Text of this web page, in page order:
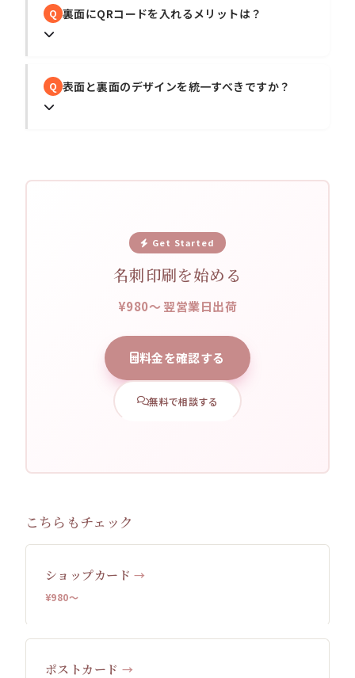
Q 裏面にQRコードを入れるメリットは？
Q 表面と裏面のデザインを統一すべきですか？
Get Started
名刺印刷を始める
¥980〜 翌営業日出荷
料金を確認する
無料で相談する
こちらもチェック
ショップカード →
¥980〜
ポストカード →